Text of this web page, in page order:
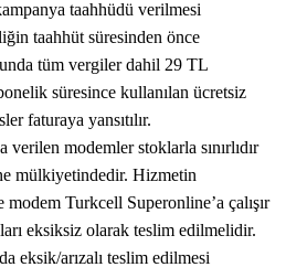
taahhüdü verilmesi
taahhüt süresinden önce
tüm vergiler dahil 29 TL
süresince kullanılan ücretsiz
faturaya yansıtılır.
verilen modemler stoklarla sınırlıdır
mülkiyetindedir. Hizmetin
modem Turkcell Superonline’a çalışır
eksiksiz olarak teslim edilmelidir.
eksik/arızalı teslim edilmesi